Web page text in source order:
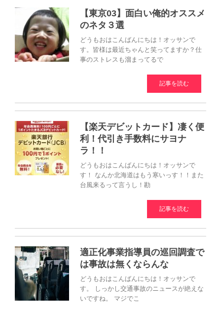
【東京03】面白い俺的オススメ
のネタ３選
どうもおはこんばんにちは！オッサンで
す。皆様は最近ちゃんと笑ってますか？仕
事のストレスも溜まってるで
記事を読む
【楽天デビットカード】凄く便
利！代引き手数料にサヨナ
ラ！！
どうもおはこんばんにちは！オッサンで
す！ なんか北海道はもう寒いっす！！また
台風来るって言うし！勘
記事を読む
適正化事業指導員の巡回調査で
は事故は無くならんな
どうもおはこんばんにちは！オッサンで
す。 しっかし交通事故のニュースが絶えな
いですね。 マジでこ